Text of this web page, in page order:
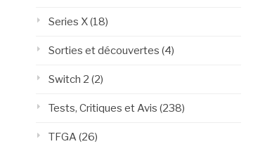
Series X(18)
Sorties et découvertes (4)
Switch 2 (2)
Tests, Critiques et Avis (238)
TFGA (26)